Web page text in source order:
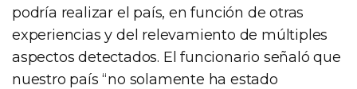
podría realizar el país, en función de otras
experiencias y del relevamiento de múltiples
aspectos detectados. El funcionario señaló que
nuestro país “no solamente ha estado